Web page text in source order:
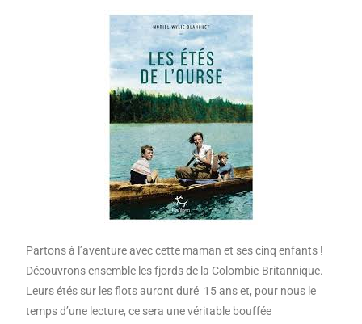
Partons à l’aventure avec cette maman et ses cinq enfants !
Découvrons ensemble les fjords de la Colombie-Britannique.
Leurs étés sur les flots auront duré 15 ans et, pour nous le
temps d’une lecture, ce sera une véritable bouffée